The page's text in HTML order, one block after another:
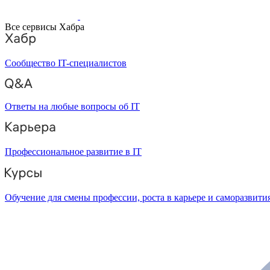
Все сервисы Хабра
Сообщество IT-специалистов
Ответы на любые вопросы об IT
Профессиональное развитие в IT
Обучение для смены профессии, роста в карьере и